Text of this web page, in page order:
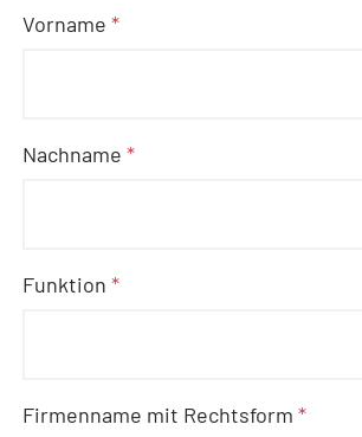
Vorname*
Nachname*
Funktion*
Firmenname mit Rechtsform*